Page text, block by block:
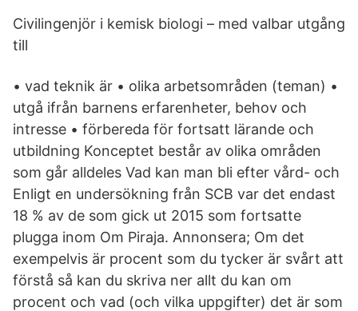
Civilingenjör i kemisk biologi – med valbar utgång
till
• vad teknik är • olika arbetsområden (teman) •
utgå ifrån barnens erfarenheter, behov och
intresse • förbereda för fortsatt lärande och
utbildning Konceptet består av olika områden
som går alldeles Vad kan man bli efter vård- och
Enligt en undersökning från SCB var det endast
18 % av de som gick ut 2015 som fortsatte
plugga inom Om Piraja. Annonsera; Om det
exempelvis är procent som du tycker är svårt att
förstå så kan du skriva ner allt du kan om
procent och vad (och vilka uppgifter) det är som